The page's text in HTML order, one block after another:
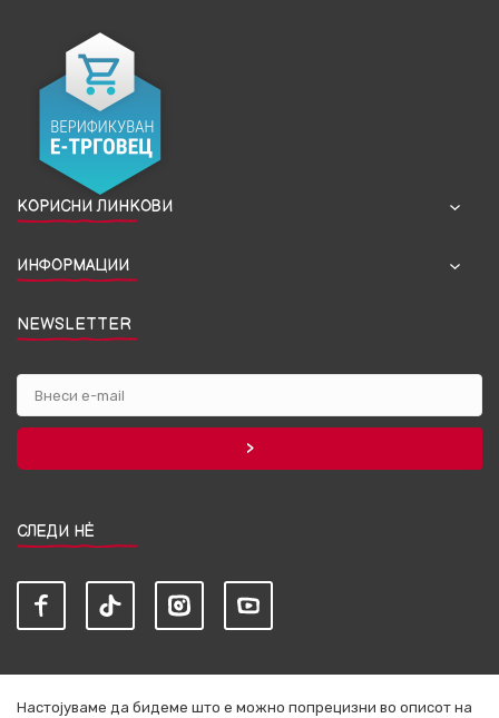
КОРИСНИ ЛИНКОВИ
ИНФОРМАЦИИ
NEWSLETTER
СЛЕДИ НЀ
Настојуваме да бидеме што е можно попрецизни во описот на